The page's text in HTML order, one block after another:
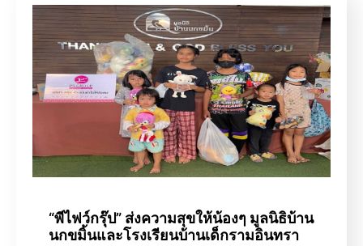
“พีไฟว์กรุ๊ป” ส่งความสุขให้น้องๆ มูลนิธิบ้าน
นกขมิ้นและโรงเรียนบ้านเด็กรามอินทรา